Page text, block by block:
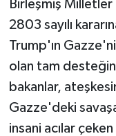
Birleşmiş
2803 sayılı
Trump'ın
olan tam
bakanlar,
Gazze'deki
insani acılar